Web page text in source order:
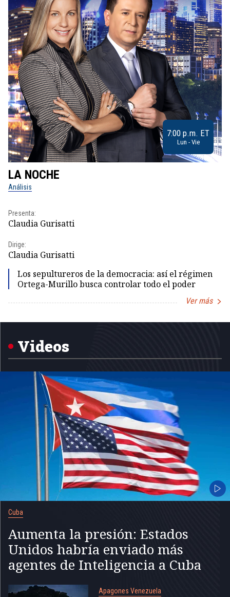
7:00 p.m. ET
Lun - Vie
LA NOCHE
Análisis
Presenta:
Claudia Gurisatti
Dirige:
Claudia Gurisatti
Los sepultureros de la democracia: así el régimen
Ortega-Murillo busca controlar todo el poder
Ver más
Videos
Cuba
Aumenta la presión: Estados
Unidos habría enviado más
agentes de Inteligencia a Cuba
Apagones Venezuela